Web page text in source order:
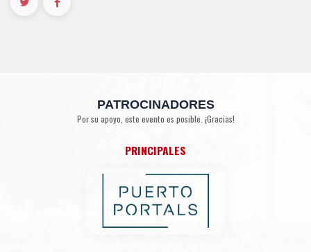
PATROCINADORES
Por su apoyo, este evento es posible. ¡Gracias!
PRINCIPALES